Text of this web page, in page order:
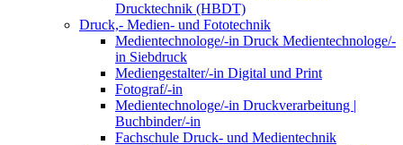
Drucktechnik (HBDT)
Druck,- Medien- und Fototechnik
Medientechnologe/-in Druck Medientechnologe/-
in Siebdruck
Mediengestalter/-in Digital und Print
Fotograf/-in
Medientechnologe/-in Druckverarbeitung |
Buchbinder/-in
Fachschule Druck- und Medientechnik